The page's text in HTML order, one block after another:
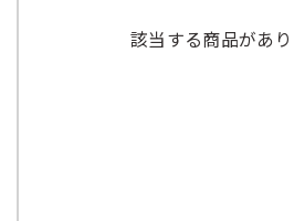
該当する商品があり